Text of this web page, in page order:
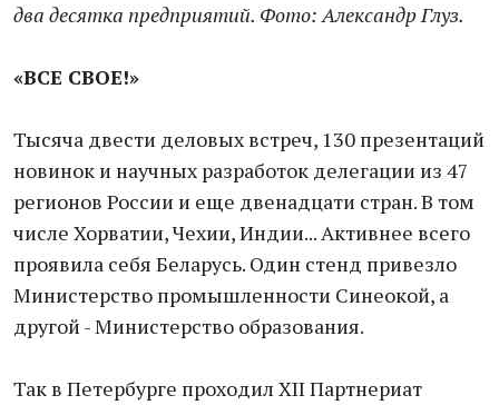
два десятка предприятий. Фото: Александр Глуз.
«ВСЕ СВОЕ!»
Тысяча двести деловых встреч, 130 презентаций
новинок и научных разработок делегации из 47
регионов России и еще двенадцати стран. В том
числе Хорватии, Чехии, Индии... Активнее всего
проявила себя Беларусь. Один стенд привезло
Министерство промышленности Синеокой, а
другой - Министерство образования.
Так в Петербурге проходил XII Партнериат